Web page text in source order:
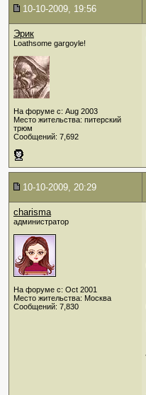
10-10-2009, 19:56
Эрик
Loathsome gargoyle!
На форуме с: Aug 2003
Место жительства: питерский
трюм
Сообщений: 7,692
10-10-2009, 20:29
charisma
администратор
На форуме с: Oct 2001
Место жительства: Москва
Сообщений: 7,830